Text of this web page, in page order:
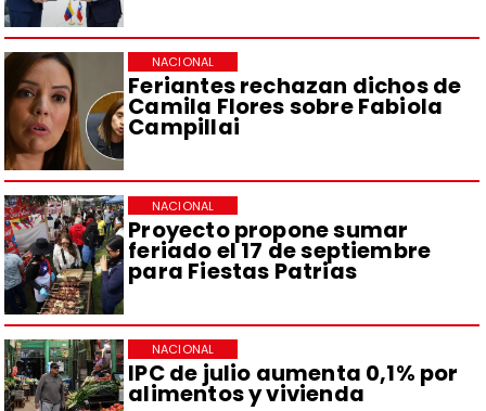
Feriantes rechazan dichos de
Camila Flores sobre Fabiola
Campillai
NACIONAL
Proyecto propone sumar
feriado el 17 de septiembre
para Fiestas Patrias
NACIONAL
IPC de julio aumenta 0,1% por
alimentos y vivienda
NACIONAL